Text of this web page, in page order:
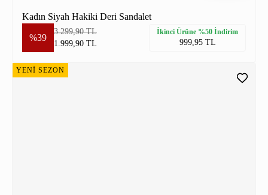
Kadın Siyah Hakiki Deri Sandalet
%39
3.299,90 TL
1.999,90 TL
İkinci Ürüne %50 İndirim
999,95 TL
YENİ SEZON